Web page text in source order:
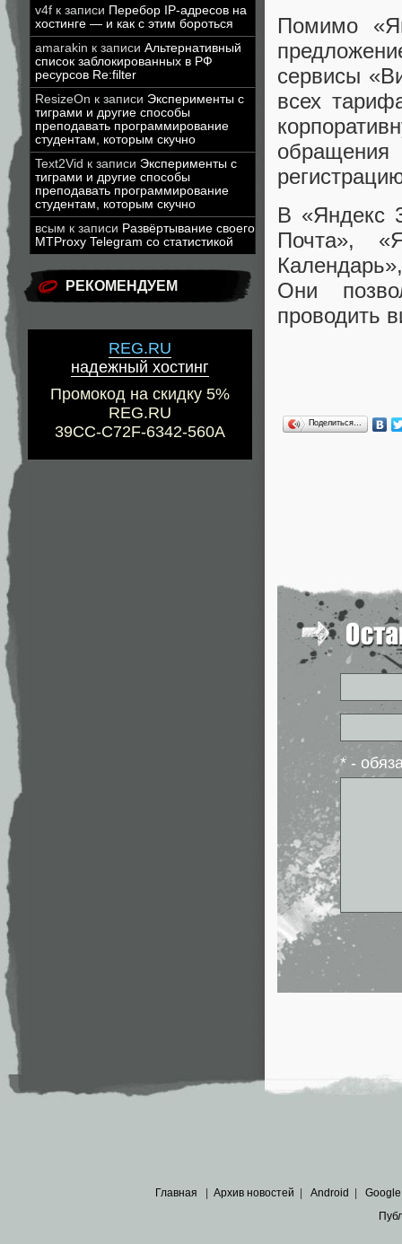
v4f к записи Перебор IP-адресов на
хостинге — и как с этим бороться
amarakin к записи Альтернативный
список заблокированных в РФ
ресурсов Re:filter
ResizeOn к записи Эксперименты с
тиграми и другие способы
преподавать программирование
студентам, которым скучно
Text2Vid к записи Эксперименты с
тиграми и другие способы
преподавать программирование
студентам, которым скучно
всым к записи Развёртывание своего
MTProxy Telegram со статистикой
РЕКОМЕНДУЕМ
REG.RU
надежный хостинг
Промокод на скидку 5%
REG.RU
39CC-C72F-6342-560A
Помимо
сервисы
всех
В «Яндекс
Почта»,
Они
проводить
Поделиться…
* -
Главная Архив новостей Android Google